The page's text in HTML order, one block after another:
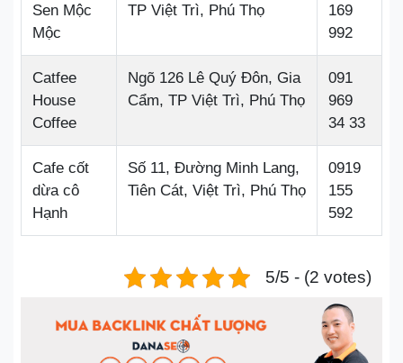
Sen Mộc
Mộc
TP Việt Trì, Phú Thọ
169
992
Catfee
House
Coffee
Ngõ 126 Lê Quý Đôn, Gia
Cẩm, TP Việt Trì, Phú Thọ
091
969
34 33
Cafe cốt
dừa cô
Hạnh
Số 11, Đường Minh Lang,
Tiên Cát, Việt Trì, Phú Thọ
0919
155
592
5/5 - (2 votes)